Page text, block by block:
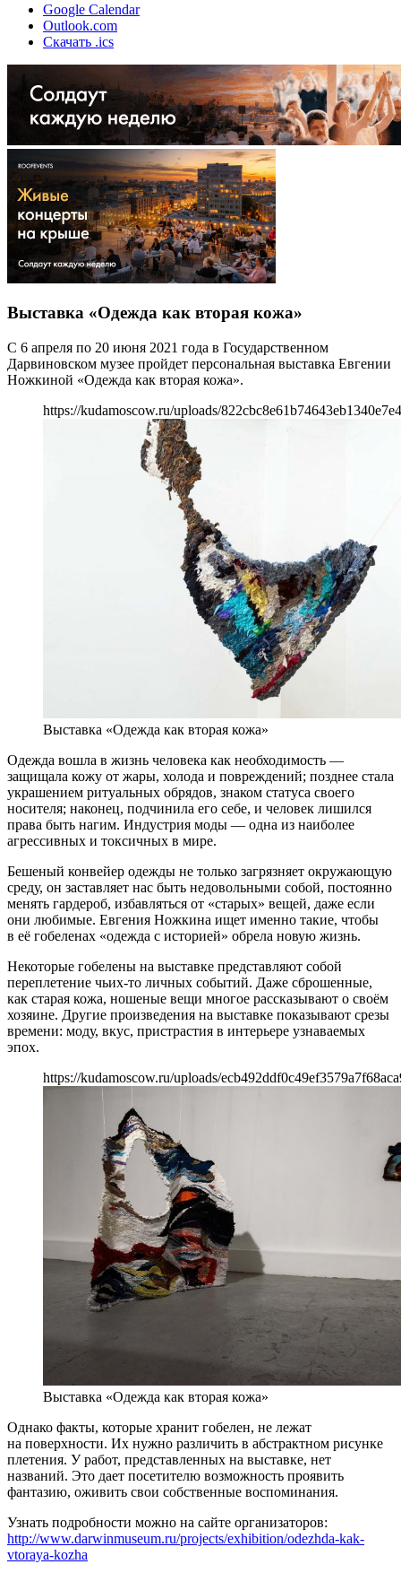
Google Calendar
Outlook.com
Скачать .ics
Выставка «Одежда как вторая кожа»
С 6 апреля по 20 июня 2021 года в Государственном
Дарвиновском музее пройдет персональная выставка Евгении
Ножкиной «Одежда как вторая кожа».
https://kudamoscow.ru/uploads/
Выставка «Одежда как вторая кожа»
Одежда вошла в жизнь человека как необходимость —
защищала кожу от жары, холода и повреждений; позднее стала
украшением ритуальных обрядов, знаком статуса своего
носителя; наконец, подчинила его себе, и человек лишился
права быть нагим. Индустрия моды — одна из наиболее
агрессивных и токсичных в мире.
Бешеный конвейер одежды не только загрязняет окружающую
среду, он заставляет нас быть недовольными собой, постоянно
менять гардероб, избавляться от «старых» вещей, даже если
они любимые. Евгения Ножкина ищет именно такие, чтобы
в её гобеленах «одежда с историей» обрела новую жизнь.
Некоторые гобелены на выставке представляют собой
переплетение чьих-то личных событий. Даже сброшенные,
как старая кожа, ношеные вещи многое рассказывают о своём
хозяине. Другие произведения на выставке показывают срезы
времени: моду, вкус, пристрастия в интерьере узнаваемых
эпох.
https://kudamoscow.ru/uploads/
Выставка «Одежда как вторая кожа»
Однако факты, которые хранит гобелен, не лежат
на поверхности. Их нужно различить в абстрактном рисунке
плетения. У работ, представленных на выставке, нет
названий. Это дает посетителю возможность проявить
фантазию, оживить свои собственные воспоминания.
Узнать подробности можно на сайте организаторов:
http://www.darwinmuseum.ru/projects/exhibition/odezhda-kak-
vtoraya-kozha